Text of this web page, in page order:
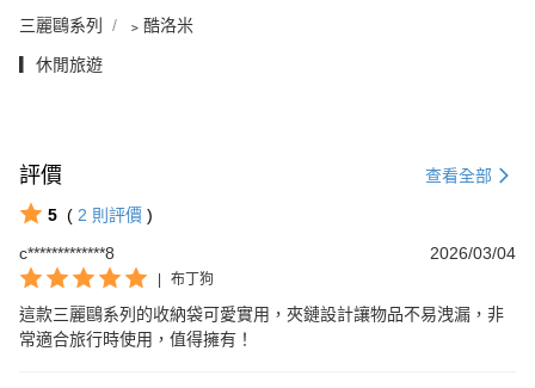
三麗鷗系列 ﹥酷洛米
▎休閒旅遊
評價 查看全部
5 ( 2 則評價 )
c*************8
2026/03/04
| 布丁狗
這款三麗鷗系列的收納袋可愛實用，夾鏈設計讓物品不易洩漏，非
常適合旅行時使用，值得擁有！